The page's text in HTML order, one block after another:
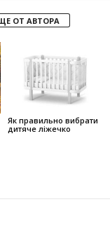
ОТ АВТОРА
Як правильно вибрати
дитяче ліжечко